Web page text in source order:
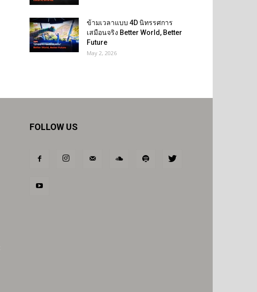
ข้ามเวลาแบบ 4D นิทรรศการ
เสมือนจริง Better World, Better
Future
May 2, 2026
FOLLOW US